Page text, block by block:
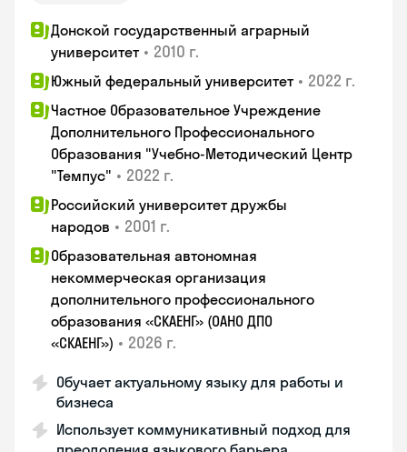
Донской государственный аграрный
университет • 2010 г.
Южный федеральный университет • 2022 г.
Частное Образовательное Учреждение
Дополнительного Профессионального
Образования "Учебно-Методический Центр
"Темпус" • 2022 г.
Российский университет дружбы
народов • 2001 г.
Образовательная автономная
некоммерческая организация
дополнительного профессионального
образования «СКАЕНГ» (ОАНО ДПО
«СКАЕНГ») • 2026 г.
Обучает актуальному языку для работы и
бизнеса
Использует коммуникативный подход для